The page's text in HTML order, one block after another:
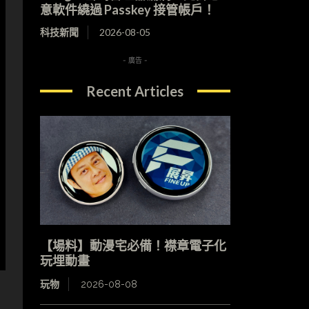
意軟件繞過 Passkey 接管帳戶！
科技新聞 2026-08-05
- 廣告 -
Recent Articles
【場料】動漫宅必備！襟章電子化
玩埋動畫
玩物 2026-08-08